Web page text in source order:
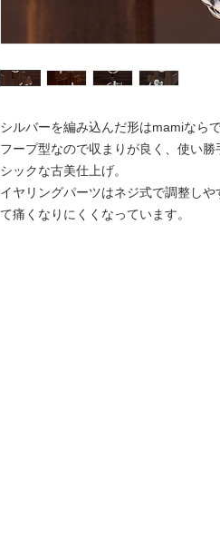
シルバーを編み込んだ形はmamiなら
フープ型なので収まりが良く、使い勝
シックな古美仕上げ。
イヤリングパーツはネジ式で調整し
て痛くなりにくくなっています。